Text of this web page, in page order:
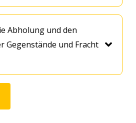
Abholung und den
Gegenstände und Fracht